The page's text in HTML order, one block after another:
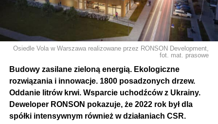
Osiedle Vola w Warszawa realizowane przez RONSON Development,
fot. mat. prasowe
Budowy zasilane zieloną energią. Ekologiczne
rozwiązania i innowacje. 1800 posadzonych drzew.
Oddanie litrów krwi. Wsparcie uchodźców z Ukrainy.
Deweloper RONSON pokazuje, że 2022 rok był dla
spółki intensywnym również w działaniach CSR.